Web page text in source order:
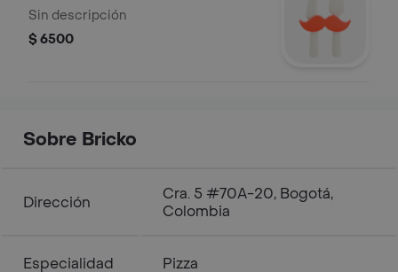
Sin descripción
$ 6500
Sobre Bricko
Dirección
Cra. 5 #70A-20, Bogotá,
Colombia
Especialidad Pizza